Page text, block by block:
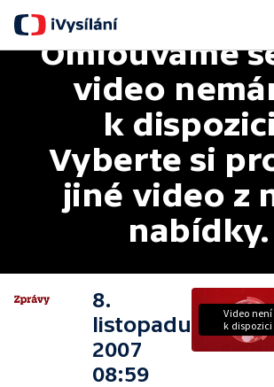
Omlouváme
video
k
Vyberte si
jiné video z
nabídky.
8.
listopadu
2007
08:59
Video není
k dispozici